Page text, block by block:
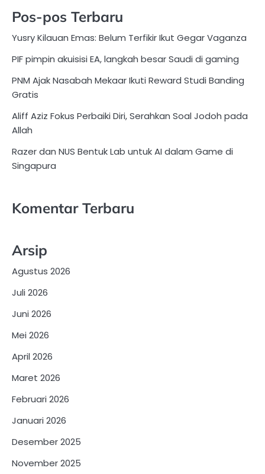
Pos-pos Terbaru
Yusry Kilauan Emas: Belum Terfikir Ikut Gegar Vaganza
PIF pimpin akuisisi EA, langkah besar Saudi di gaming
PNM Ajak Nasabah Mekaar Ikuti Reward Studi Banding
Gratis
Aliff Aziz Fokus Perbaiki Diri, Serahkan Soal Jodoh pada
Allah
Razer dan NUS Bentuk Lab untuk AI dalam Game di
Singapura
Komentar Terbaru
Arsip
Agustus 2026
Juli 2026
Juni 2026
Mei 2026
April 2026
Maret 2026
Februari 2026
Januari 2026
Desember 2025
November 2025